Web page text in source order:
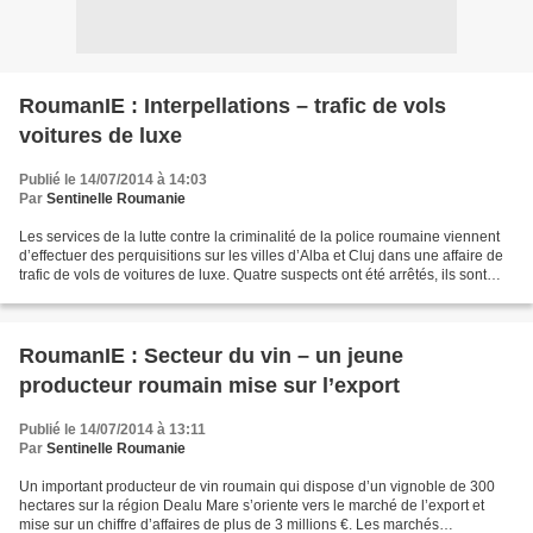
RoumanIE : Interpellations – trafic de vols
voitures de luxe
Publié le 14/07/2014 à 14:03
Par Sentinelle Roumanie
Les services de la lutte contre la criminalité de la police roumaine viennent
d’effectuer des perquisitions sur les villes d’Alba et Cluj dans une affaire de
trafic de vols de voitures de luxe. Quatre suspects ont été arrêtés, ils sont
RoumanIE : Secteur du vin – un jeune
producteur roumain mise sur l’export
Publié le 14/07/2014 à 13:11
Par Sentinelle Roumanie
Un important producteur de vin roumain qui dispose d’un vignoble de 300
hectares sur la région Dealu Mare s’oriente vers le marché de l’export et
mise sur un chiffre d’affaires de plus de 3 millions €. Les marchés